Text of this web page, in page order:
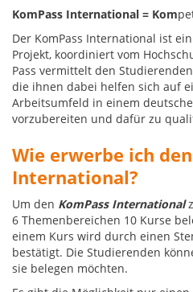
KomPass International = Kom
Der KomPass International ist
Projekt, koordiniert vom
Pass vermittelt den
die ihnen dabei helfen sich auf
Arbeitsumfeld in einem
vorzubereiten und dafür zu
Wie erwerbe ich
International?
Um den KomPass International
6 Themenbereichen 10 Kurse
einem Kurs wird durch einen
bestätigt. Die Studierenden
sie belegen möchten.